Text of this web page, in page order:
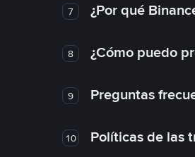
7 ¿Por qué
8 ¿Cómo puedo
9 Preguntas
10 Políticas de las